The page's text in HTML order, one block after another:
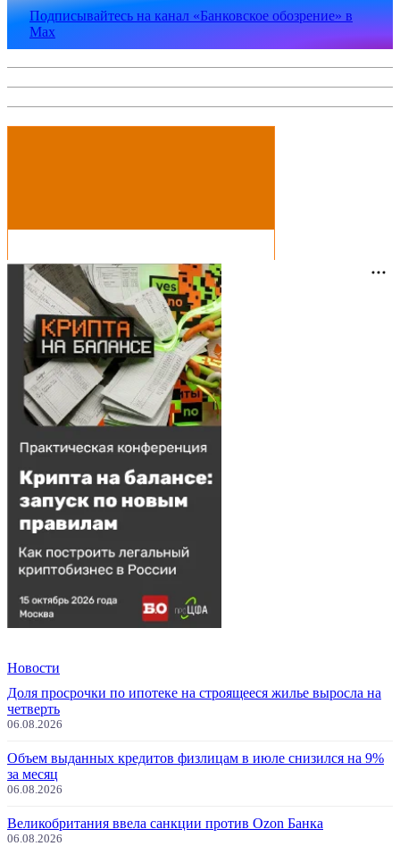
Подписывайтесь на канал «Банковское обозрение» в
Max
Новости
Доля просрочки по ипотеке на строящееся жилье выросла на
четверть
06.08.2026
Объем выданных кредитов физлицам в июле снизился на 9%
за месяц
06.08.2026
Великобритания ввела санкции против Ozon Банка
06.08.2026